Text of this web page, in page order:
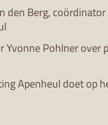
den Berg,
Yvonne Pohlner over
Apenheul doet op